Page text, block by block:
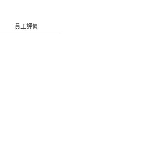
員工評價